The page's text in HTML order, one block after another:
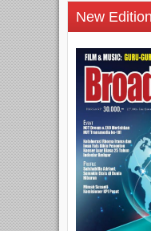
New Edition